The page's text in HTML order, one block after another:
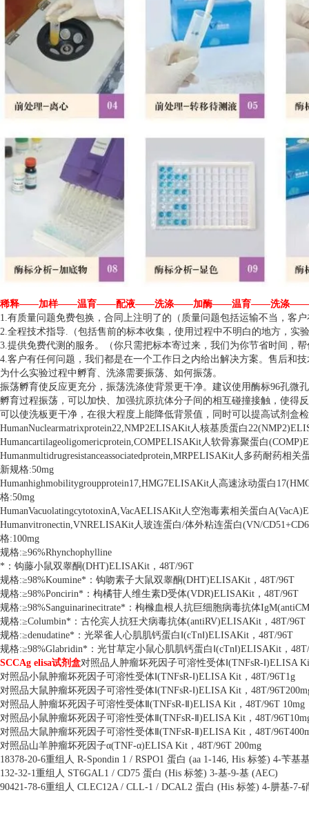
稀释——加样——温育——配液——洗涤——加酶——温育——洗涤——
1.有质量问题免费包换，合同上注明了的（质量问题包括运输不当，客
2.全程技术指导.（包括售前的标本收集，使用过程中不明白的地方，实
3.提供免费代测的服务。（你只需把标本寄过来，我们为你节省时间，
4.客户有任何问题，我们都是在一个工作日之内给出解决方案。售后和
为什么实验过程中孵育、洗涤需要振荡、如何振荡。
振荡孵育使反应更充分，振荡洗涤使背景更干净。建议使用酶标96孔微
孵育过程振荡，可以加快、加强抗原抗体分子间的相互碰撞接触，使得
可以使洗板更干净，在很大程度上能降低背景值，同时可以提高试剂盒
HumanNuclearmatrixprotein22,NMP2ELISAKit人核基质蛋白
Humancartilageoligomericprotein,COMPELISAKit人软骨寡聚蛋白
Humanmultidrugresistanceassociatedprotein,MRPELISAKit人多药耐药
新规格:50mg
Humanhighmobilitygroupprotein17,HMG7ELISAKit人高速泳动蛋白
格:50mg
HumanVacuolatingcytotoxinA,VacAELISAKit人空泡毒素相关蛋白
Humanvitronectin,VNRELISAKit人玻连蛋白/体外粘连蛋白(VN/
格:100mg
规格:≥96%Rhynchophylline
*：钩藤小鼠双睾酮(DHT)ELISAKit，48T/96T
规格:≥98%Koumine*：钩吻素子大鼠双睾酮(DHT)ELISAKit，48T/96T
规格:≥98%Poncirin*：枸橘苷人维生素D受体(VDR)ELISAKit，48T/96T
规格:≥98%Sanguinarinecitrate*：枸橼血根人抗巨细胞病毒抗体
规格:≥Columbin*：古伦宾人抗狂犬病毒抗体(antiRV)ELISAKit，48T/96T
规格:≥denudatine*：光翠雀人心肌肌钙蛋白Ⅰ(cTnⅠ)ELISAKit，48T/96T
规格:≥98%Glabridin*：光甘草定小鼠心肌肌钙蛋白Ⅰ(cTnⅠ)ELISAKit，
SCCAg elisa试剂盒对照品人肿瘤坏死因子可溶性受体Ⅰ(TNFsR-Ⅰ)ELISA
对照品小鼠肿瘤坏死因子可溶性受体Ⅰ(TNFsR-Ⅰ)ELISA Kit，48T/96T1g
对照品大鼠肿瘤坏死因子可溶性受体Ⅰ(TNFsR-Ⅰ)ELISA Kit，48T/
对照品人肿瘤坏死因子可溶性受体Ⅱ(TNFsR-Ⅱ)ELISA Kit，48T/96T 10mg
对照品小鼠肿瘤坏死因子可溶性受体Ⅱ(TNFsR-Ⅱ)ELISA Kit，48T/
对照品大鼠肿瘤坏死因子可溶性受体Ⅱ(TNFsR-Ⅱ)ELISA Kit，48T/
对照品山羊肿瘤坏死因子α(TNF-α)ELISA Kit，48T/96T 200mg
18378-20-6重组人 R-Spondin 1 / RSPO1 蛋白 (aa 1-146, His 标签) 4-苄基
132-32-1重组人 ST6GAL1 / CD75 蛋白 (His 标签) 3-基-9-基 (AEC)
90421-78-6重组人 CLEC12A / CLL-1 / DCAL2 蛋白 (His 标签) 4-肼基-7-